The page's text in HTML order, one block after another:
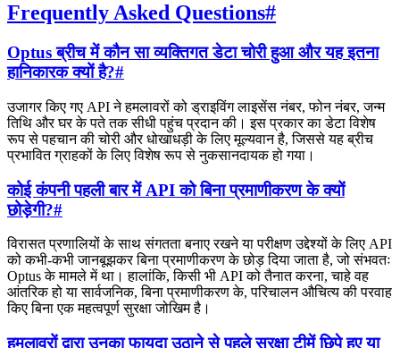
Frequently Asked Questions#
Optus ब्रीच में कौन सा व्यक्तिगत डेटा चोरी हुआ और यह इतना
हानिकारक क्यों है?#
उजागर किए गए API ने हमलावरों को ड्राइविंग लाइसेंस नंबर, फोन नंबर, जन्म
तिथि और घर के पते तक सीधी पहुंच प्रदान की। इस प्रकार का डेटा विशेष
रूप से पहचान की चोरी और धोखाधड़ी के लिए मूल्यवान है, जिससे यह ब्रीच
प्रभावित ग्राहकों के लिए विशेष रूप से नुकसानदायक हो गया।
कोई कंपनी पहली बार में API को बिना प्रमाणीकरण के क्यों
छोड़ेगी?#
विरासत प्रणालियों के साथ संगतता बनाए रखने या परीक्षण उद्देश्यों के लिए API
को कभी-कभी जानबूझकर बिना प्रमाणीकरण के छोड़ दिया जाता है, जो संभवतः
Optus के मामले में था। हालांकि, किसी भी API को तैनात करना, चाहे वह
आंतरिक हो या सार्वजनिक, बिना प्रमाणीकरण के, परिचालन औचित्य की परवाह
किए बिना एक महत्वपूर्ण सुरक्षा जोखिम है।
हमलावरों द्वारा उनका फायदा उठाने से पहले सुरक्षा टीमें छिपे हुए या